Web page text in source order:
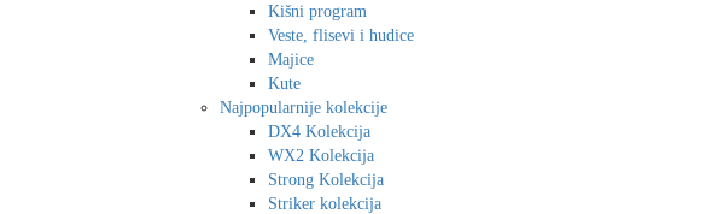
Kišni program
Veste, flisevi i hudice
Majice
Kute
Najpopularnije kolekcije
DX4 Kolekcija
WX2 Kolekcija
Strong Kolekcija
Striker kolekcija